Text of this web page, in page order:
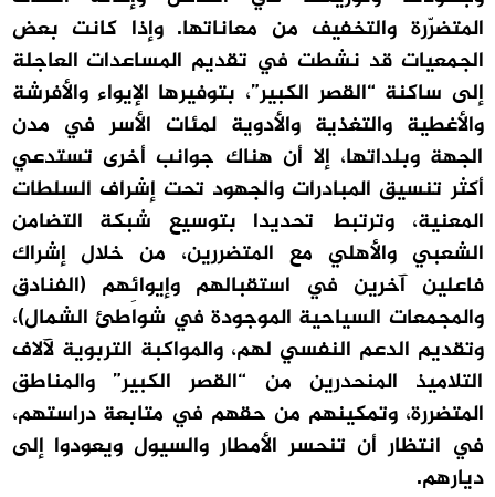
المتضرّرة والتخفيف من معاناتها. وإذا كانت بعض
الجمعيات قد نشطت في تقديم المساعدات العاجلة
إلى ساكنة “القصر الكبير”، بتوفيرها الإيواء والأفرشة
والأغطية والتغذية والأدوية لمئات الأسر في مدن
الجهة وبلداتها، إلا أن هناك جوانب أخرى تستدعي
أكثر تنسيق المبادرات والجهود تحت إشراف السلطات
المعنية، وترتبط تحديدا بتوسيع شبكة التضامن
الشعبي والأهلي مع المتضررين، من خلال إشراك
فاعلين آخرين في استقبالهم وإيوائِهم (الفنادق
والمجمعات السياحية الموجودة في شواطئ الشمال)،
وتقديم الدعم النفسي لهم، والمواكبة التربوية لآلاف
التلاميذ المنحدرين من “القصر الكبير” والمناطق
المتضررة، وتمكينهم من حقهم في متابعة دراستهم،
في انتظار أن تنحسر الأمطار والسيول ويعودوا إلى
ديارهم.